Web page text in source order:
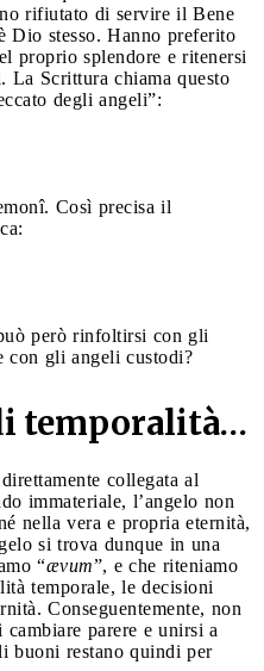
rifiutato di servire il Bene
Dio stesso. Hanno preferito
proprio splendore e ritenersi
La Scrittura chiama questo
degli angeli”:
Così precisa il
però rinfoltirsi con gli
con gli angeli custodi?
temporalità…
collegata al
immateriale, l’angelo non
nella vera e propria eternità,
si trova dunque in una
“ævum”, e che riteniamo
temporale, le decisioni
Conseguentemente, non
parere e unirsi a
buoni restano quindi per